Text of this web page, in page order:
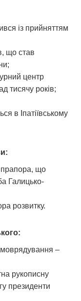
із прийняттям
що став
центр
тисячу років;
в Іпатіївському
прапора, що
Галицько-
розвитку.
–
рукописну
президенти